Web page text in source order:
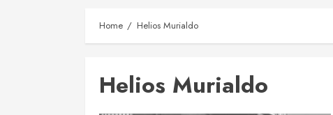
Home Helios Murialdo
Helios Murialdo